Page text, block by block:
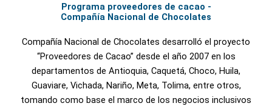
Programa proveedores de cacao -
Compañía Nacional de Chocolates
Compañía Nacional de Chocolates desarrolló el proyecto
“Proveedores de Cacao” desde el año 2007 en los
departamentos de Antioquia, Caquetá, Choco, Huila,
Guaviare, Vichada, Nariño, Meta, Tolima, entre otros,
tomando como base el marco de los negocios inclusivos